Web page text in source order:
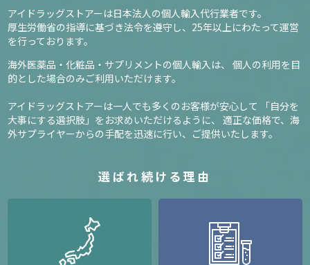
アイドラッグストアーは日本法人の個人輸入代行業者です。
厚生労働省の指導に基づき法令を遵守し、 25年以上にわたって運営
を行っております。
海外医薬品・化粧品・サプリメントの個人輸入は、
個人の利用を目
的とした場合のみご利用いただけます。
アイドラッグストアーは一人でも多くのお客様が安心して
「自分を
大事にする選択肢」をお求めいただけるように、
適正な価格で、海
外サプライヤーからの手配を迅速に行い、ご提供いたします。
選ばれ続ける理由